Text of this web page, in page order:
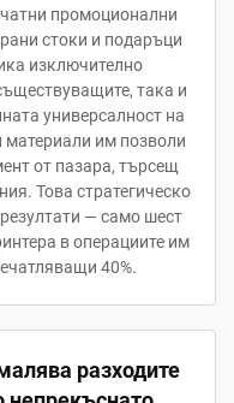
промоционални
стоки и подаръци
изключително
така и
универсалност на
материали им позволи
от пазара, търсещ
Това стратегическо
— само шест
в операциите им
40%.
разходите